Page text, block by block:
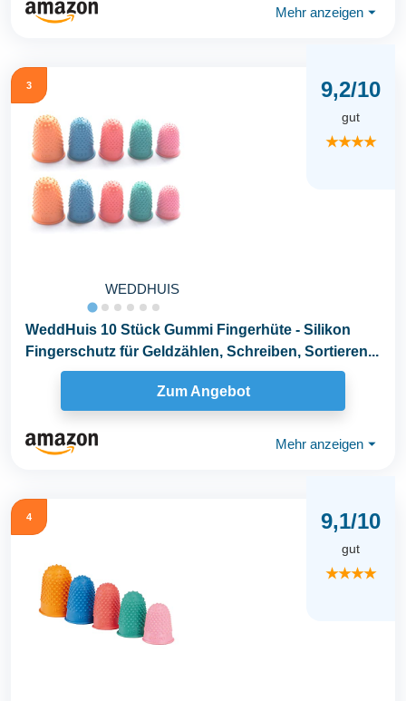
Mehr anzeigen ⏷
3
WEDDHUIS
9,2/10
gut
★★★★
WeddHuis 10 Stück Gummi Fingerhüte - Silikon
Fingerschutz für Geldzählen, Schreiben, Sortieren...
Zum Angebot
Mehr anzeigen ⏷
4 9,1/10
gut
★★★★